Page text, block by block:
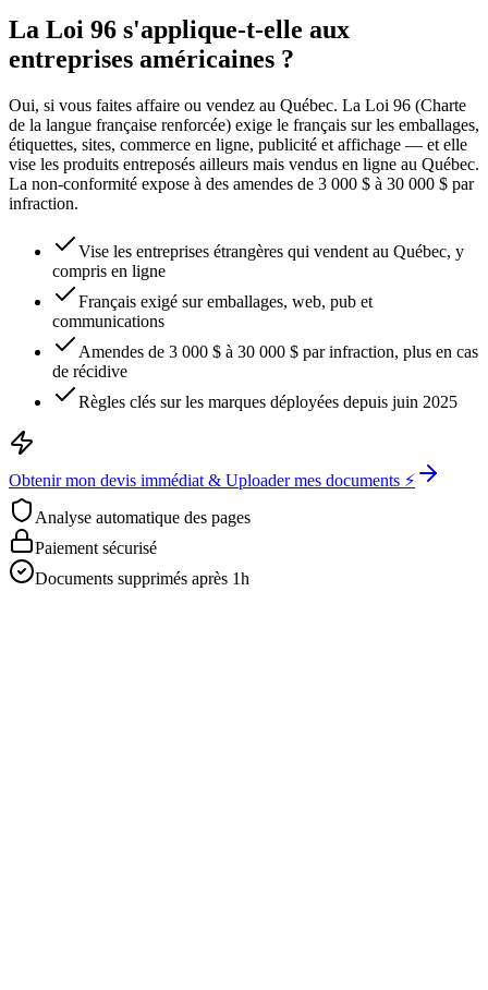
La Loi 96 s'applique-t-elle aux
entreprises américaines ?
Oui, si vous faites affaire ou vendez au Québec. La Loi 96 (Charte
de la langue française renforcée) exige le français sur les emballages,
étiquettes, sites, commerce en ligne, publicité et affichage — et elle
vise les produits entreposés ailleurs mais vendus en ligne au Québec.
La non-conformité expose à des amendes de 3 000 $ à 30 000 $ par
infraction.
Vise les entreprises étrangères qui vendent au Québec, y
compris en ligne
Français exigé sur emballages, web, pub et
communications
Amendes de 3 000 $ à 30 000 $ par infraction, plus en cas
de récidive
Règles clés sur les marques déployées depuis juin 2025
Obtenir mon devis immédiat & Uploader mes documents ⚡
Analyse automatique des pages
Paiement sécurisé
Documents supprimés après 1h